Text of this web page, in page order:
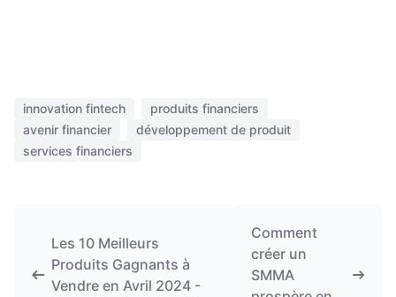
innovation fintech
produits financiers
avenir financier
développement de produit
services financiers
Les 10 Meilleurs
Produits Gagnants à
Vendre en Avril 2024 -
Comment
créer un
SMMA